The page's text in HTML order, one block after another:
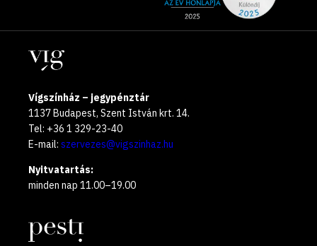
média
oldalak
year
Helyszínek
Vígszínház – jegypénztár
1137 Budapest, Szent István krt. 14.
Tel: +36 1 329-23-40
E-mail: szervezes@vigszinhaz.hu
Nyitvatartás:
minden nap 11.00–19.00